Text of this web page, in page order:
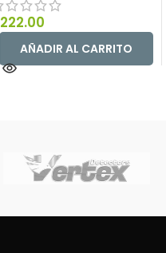
222.00
AÑADIR AL CARRITO